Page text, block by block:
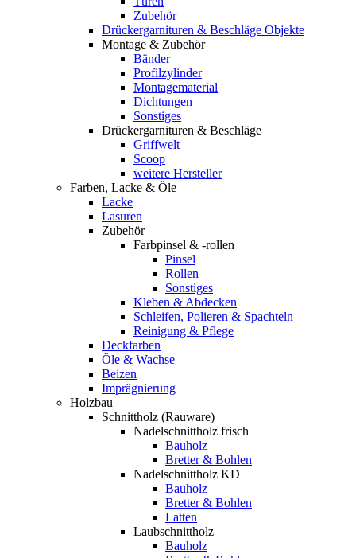
Zubehör
Drückergarnituren & Beschläge Objekte
Montage & Zubehör
Bänder
Profilzylinder
Montagematerial
Dichtungen
Sonstiges
Drückergarnituren & Beschläge
Griffwelt
Scoop
weitere Hersteller
Farben, Lacke & Öle
Lacke
Lasuren
Zubehör
Farbpinsel & -rollen
Pinsel
Rollen
Sonstiges
Kleben & Abdecken
Schleifen, Polieren & Spachteln
Reinigung & Pflege
Deckfarben
Öle & Wachse
Beizen
Imprägnierung
Holzbau
Schnittholz (Rauware)
Nadelschnittholz frisch
Bauholz
Bretter & Bohlen
Nadelschnittholz KD
Bauholz
Bretter & Bohlen
Latten
Laubschnittholz
Bauholz